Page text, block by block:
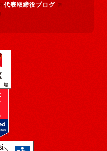
代表取締役ブログ